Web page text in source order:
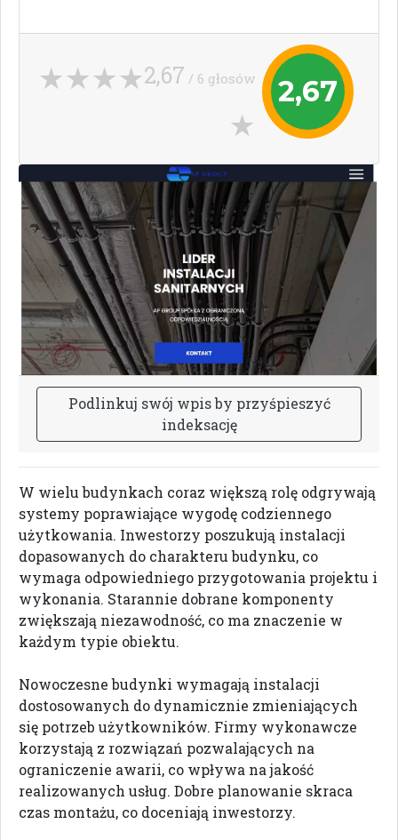
2,67
2,67 / 6 głosów
Podlinkuj swój wpisby przyśpieszyć
indeksację
W wielu budynkach coraz większą rolę odgrywają
systemy poprawiające wygodę codziennego
użytkowania. Inwestorzy poszukują instalacji
dopasowanych do charakteru budynku, co
wymaga odpowiedniego przygotowania projektu i
wykonania. Starannie dobrane komponenty
zwiększają niezawodność, co ma znaczenie w
każdym typie obiektu.
Nowoczesne budynki wymagają instalacji
dostosowanych do dynamicznie zmieniających
się potrzeb użytkowników. Firmy wykonawcze
korzystają z rozwiązań pozwalających na
ograniczenie awarii, co wpływa na jakość
realizowanych usług. Dobre planowanie skraca
czas montażu, co doceniają inwestorzy.